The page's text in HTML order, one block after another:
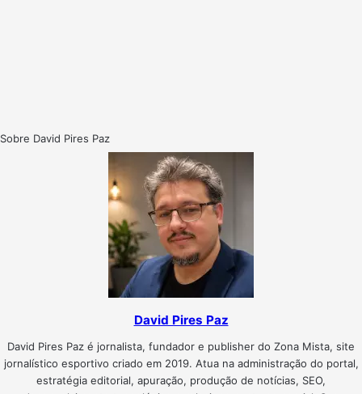
Sobre David Pires Paz
David Pires Paz
David Pires Paz é jornalista, fundador e publisher do Zona Mista, site
jornalístico esportivo criado em 2019. Atua na administração do portal,
estratégia editorial, apuração, produção de notícias, SEO,